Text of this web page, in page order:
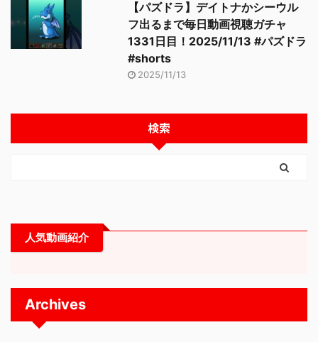
【パズドラ】デイトナかシーウル
フ出るまで毎日動画視聴ガチャ
1331日目！2025/11/13 #パズドラ
#shorts
2025/11/13
検索
人気動画紹介
Archives